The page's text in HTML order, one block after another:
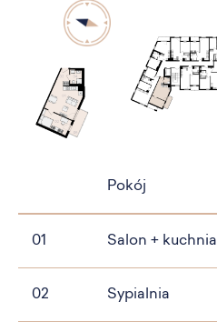
Pokój
01 Salon + kuchnia
02 Sypialnia